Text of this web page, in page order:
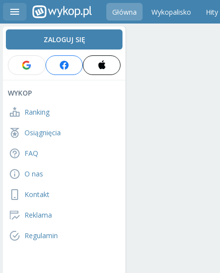
Główna Wykopalisko Hity
ZALOGUJ SIĘ
WYKOP
Ranking
Osiągnięcia
FAQ
O nas
Kontakt
Reklama
Regulamin